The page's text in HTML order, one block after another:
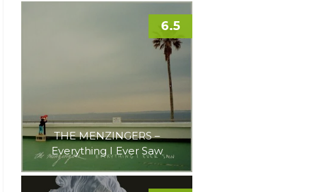
THE MENZINGERS –
Everything I Ever Saw
6.5